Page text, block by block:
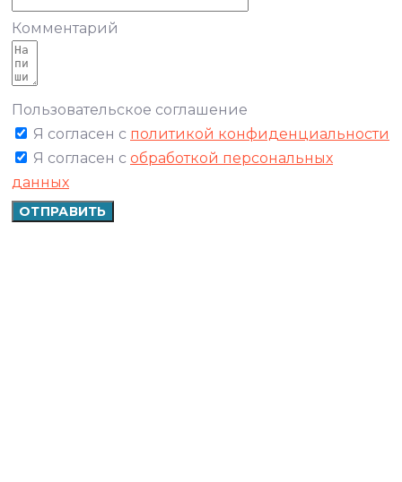
Комментарий
Пользовательское соглашение
Я согласен с политикой конфиденциальности
Я согласен с обработкой персональных
данных
ОТПРАВИТЬ